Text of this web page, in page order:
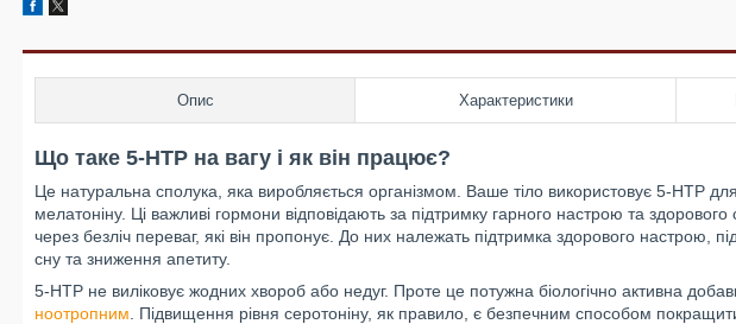
Опис Характеристики
Що таке 5-HTP на вагу і як він працює?
Це натуральна сполука, яка виробляється організмом. Ваше тіло використовує 5-HTP
мелатоніну. Ці важливі гормони відповідають за підтримку гарного настрою та
через безліч переваг, які він пропонує. До них належать підтримка здорового настрою,
сну та зниження апетиту.
5-HTP не виліковує жодних хвороб або недуг. Проте це потужна біологічно активна
ноотропним . Підвищення рівня серотоніну, як правило, є безпечним способом